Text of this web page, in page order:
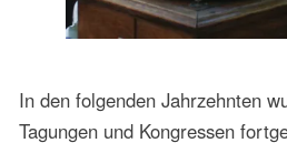
1985. Music in the Life of Man.
Lateinamerika und Karibik. International
Council/UNESCO. Mexico-City
Leichlingen
Kunst. Fakultät für Musik und
Paulos. São Paulo